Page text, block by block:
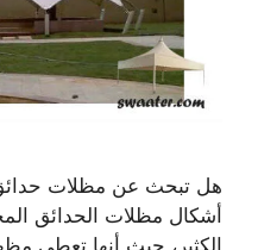
هل تبحث عن مظلات حدائق
أشكال مظلات الحدائق